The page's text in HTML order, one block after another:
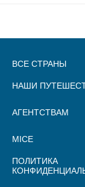
ВСЕ СТРАНЫ
НАШИ
АГЕНТСТВАМ
MICE
ПОЛИТИКА